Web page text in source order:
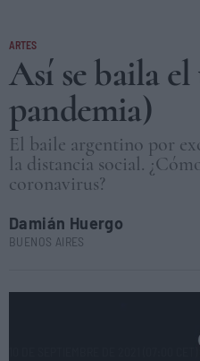
ARTES
Así se baila
pandemia)
El baile argentino por
la distancia social.
coronavirus?
Damián Huergo
BUENOS AIRES